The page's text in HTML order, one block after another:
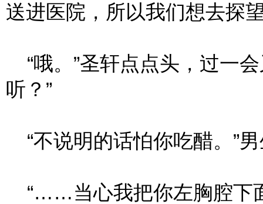
送进医院，所以我们想去探
“哦。”圣轩点点头，过一
听？”
“不说明的话怕你吃醋。”
“……当心我把你左胸腔下